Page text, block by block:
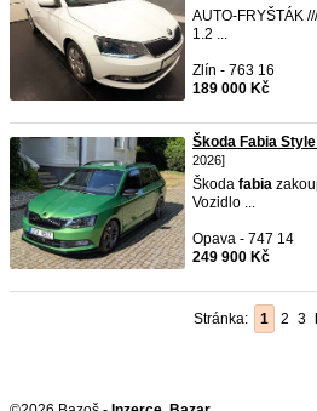
AUTO-FRYŠTÁK
1.2 ...
Zlín - 763 16
189 000 Kč
Škoda Fabia
2026]
Škoda fabia
Vozidlo ...
Opava - 747 14
249 900 Kč
Stránka: 1 2 3